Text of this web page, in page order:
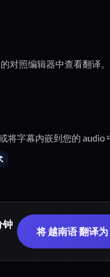
对照编辑器中查看翻译。
字幕内嵌到您的 audio
钟
将 越南语 翻译